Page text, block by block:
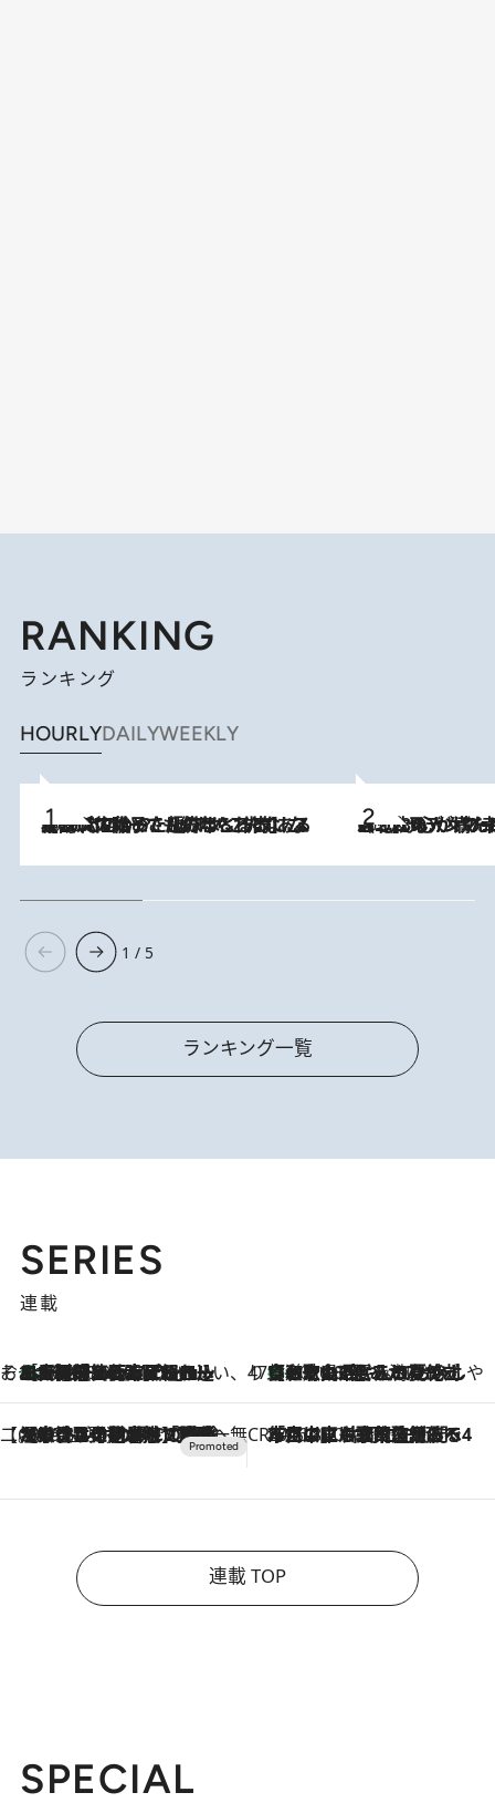
RANKING
ランキング
HOURLYDAILYWEEKLY
2026.8.5
【阿川佐和子さんの年とる力】なぜ70代で始めた趣味は“こんなに楽しい”のか？ ピアノ、俳句…スランプに陥っても続けられる“ある秘訣”とは 2026.8.8
《北欧の人々の幸福度が高いのは…》元デンマーク親善大使が出会った“心が満たされる暮らし”「いいかげんにヒュッゲしなさい！」
1 / 5
ランキング一覧
SERIES
連載
そおだよおこの関西おいしい、おやつ紀行
2026.8.9
［大阪府箕面市］一皿一皿目の前で仕上げられる、料理を巧みに組み込んだアシェットデセールコース「ミチル アシェット デセール（Michiru assiette dessert）」 47都道府県の手みやげ ひんやりスイーツで夏を満喫
2026.8.9
【和歌山県】この夏絶対食べたい 冷やしておいしいおやつ3選 みかんがごろっと丸ごと入ったジュレ
【CREA×星野リゾート】唯一無二。癒しと発見が待つ場所へ
2026.8.7
【トンボの足水浴】ヒノキの香りに包まれて涼感マックス！約13℃の湧水かけ流しを避暑地「星野温泉 トンボの湯」で体験 CREA'S CHOICE
2026.8.7
「立川にも歌舞伎があるんだよ」 片岡仁左衛門・市川中車ら豪華座組みで4年目の立川立飛歌舞伎へ
連載 TOP
SPECIAL